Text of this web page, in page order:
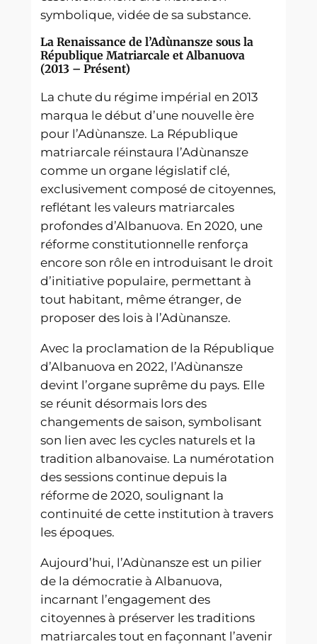
symbolique, vidée de sa substance.
La Renaissance de l’Adùnansze sous la
République Matriarcale et Albanuova
(2013 – Présent)
La chute du régime impérial en 2013
marqua le début d’une nouvelle ère
pour l’Adùnansze. La République
matriarcale réinstaura l’Adùnansze
comme un organe législatif clé,
exclusivement composé de citoyennes,
reflétant les valeurs matriarcales
profondes d’Albanuova. En 2020, une
réforme constitutionnelle renforça
encore son rôle en introduisant le droit
d’initiative populaire, permettant à
tout habitant, même étranger, de
proposer des lois à l’Adùnansze.
Avec la proclamation de la République
d’Albanuova en 2022, l’Adùnansze
devint l’organe suprême du pays. Elle
se réunit désormais lors des
changements de saison, symbolisant
son lien avec les cycles naturels et la
tradition albanovaise. La numérotation
des sessions continue depuis la
réforme de 2020, soulignant la
continuité de cette institution à travers
les époques.
Aujourd’hui, l’Adùnansze est un pilier
de la démocratie à Albanuova,
incarnant l’engagement des
citoyennes à préserver les traditions
matriarcales tout en façonnant l’avenir